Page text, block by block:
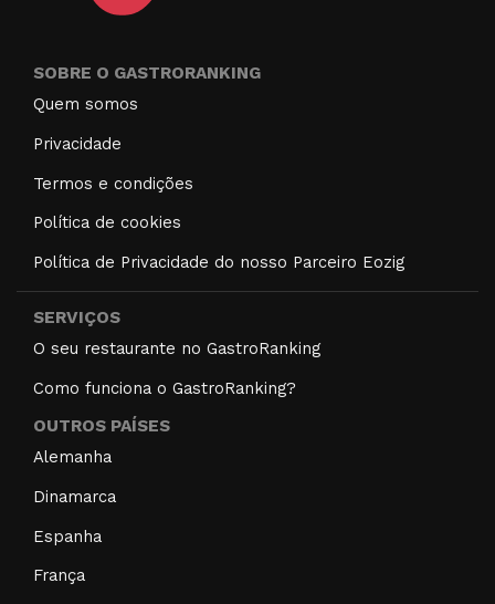
SOBRE O GASTRORANKING
Quem somos
Privacidade
Termos e condições
Política de cookies
Política de Privacidade do nosso Parceiro Eozig
SERVIÇOS
O seu restaurante no GastroRanking
Como funciona o GastroRanking?
OUTROS PAÍSES
Alemanha
Dinamarca
Espanha
França